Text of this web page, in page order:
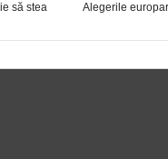
să stea
Alegerile